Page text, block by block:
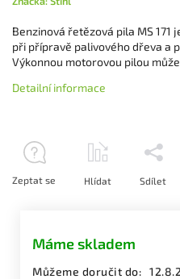
Máme skladem
Můžeme doručit do:
Benzinová řetězová pila MS 171
při přípravě palivového dřeva a
Výkonnou motorovou pilou
Detailní informace
Zeptat se Hlídat Sdílet